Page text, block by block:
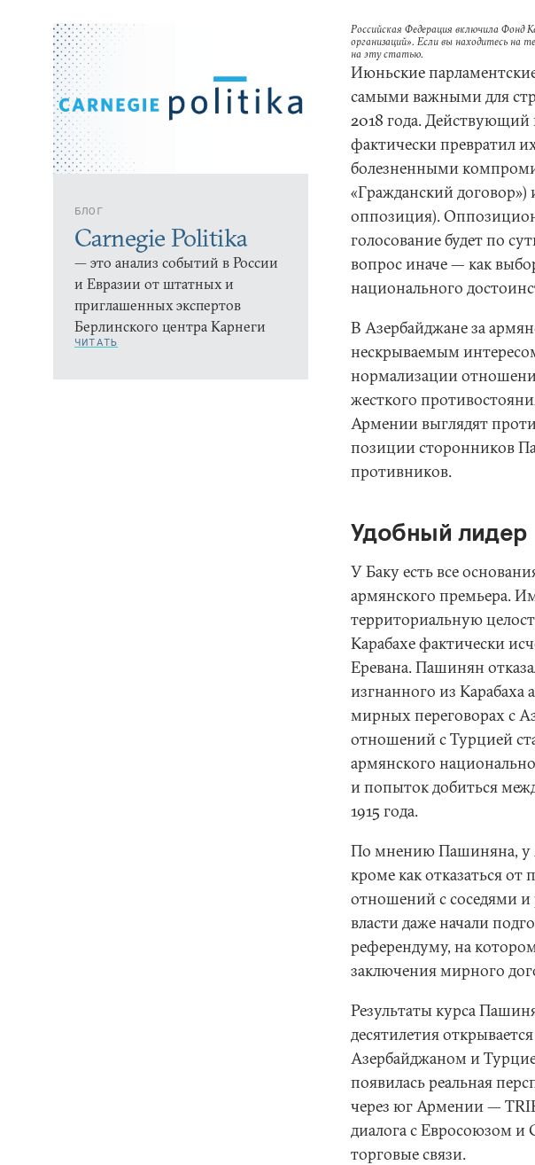
БЛОГ
Carnegie Politika
— это анализ событий в России
и Евразии от штатных и
приглашенных экспертов
Берлинского центра Карнеги
ЧИТАТЬ
Российская Федерация включила Фонд
организаций». Если вы находитесь на
на эту статью.
Июньские
самыми важными для
2018 года.
фактически превратил
болезненными
«Гражданский
оппозиция).
голосование будет по
вопрос иначе — как
национального
В Азербайджане за
нескрываемым
нормализации
жесткого
Армении выглядят
позиции сторонников
противников.
Удобный лидер
У Баку есть все
армянского премьера.
территориальную
Карабахе фактически
Еревана. Пашинян
изгнанного из Карабаха
мирных переговорах с
отношений с Турцией
армянского
и попыток добиться
1915 года.
По мнению Пашиняна, у
кроме как отказаться
отношений с соседями
власти даже начали
референдуму, на
заключения мирного
Результаты курса
десятилетия
Азербайджаном и
появилась реальная
через юг Армении —
диалога с Евросоюзом
торговые связи.